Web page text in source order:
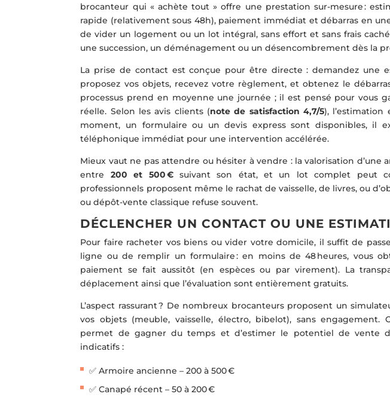
brocanteur qui « achète tout » offre une prestation sur-mesure :
rapide (relativement sous 48h), paiement immédiat et débarras en
de vider un logement ou un lot intégral, sans effort et sans frais
une succession, un déménagement ou un désencombrement dès la
La prise de contact est conçue pour être directe : demandez une
proposez vos objets, recevez votre règlement, et obtenez le
processus prend en moyenne une journée ; il est pensé pour vous
réelle. Selon les avis clients (note de satisfaction 4,7/5),
moment, un formulaire ou un devis express sont disponibles, il
téléphonique immédiat pour une intervention accélérée.
Mieux vaut ne pas attendre ou hésiter à vendre : la valorisation
entre 200 et 500 €suivant son état, et un lot complet peut
professionnels proposent même le rachat de vaisselle, de livres, ou
ou dépôt-vente classique refuse souvent.
DÉCLENCHER UN CONTACT OU UNE
Pour faire racheter vos biens ou vider votre domicile, il suffit de
ligne ou de remplir un formulaire : en moins de 48 heures, vous
paiement se fait aussitôt (en espèces ou par virement). La
déplacement ainsi que l’évaluation sont entièrement gratuits.
L’aspect rassurant ? De nombreux brocanteurs proposent un
vos objets (meuble, vaisselle, électro, bibelot), sans engagement.
permet de gagner du temps et d’estimer le potentiel de vente
indicatifs :
✅ Armoire ancienne – 200 à 500 €
✅ Canapé récent – 50 à 200 €